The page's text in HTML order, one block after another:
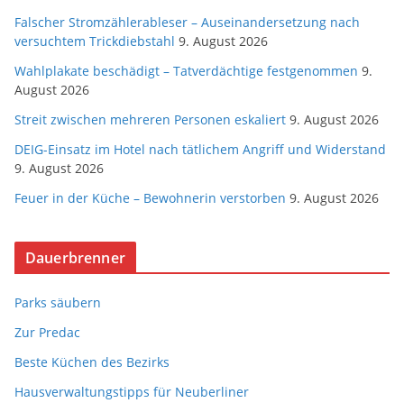
Falscher Stromzählerableser – Auseinandersetzung nach
versuchtem Trickdiebstahl 9. August 2026
Wahlplakate beschädigt – Tatverdächtige festgenommen 9.
August 2026
Streit zwischen mehreren Personen eskaliert 9. August 2026
DEIG-Einsatz im Hotel nach tätlichem Angriff und Widerstand
9. August 2026
Feuer in der Küche – Bewohnerin verstorben 9. August 2026
Dauerbrenner
Parks säubern
Zur Predac
Beste Küchen des Bezirks
Hausverwaltungstipps für Neuberliner